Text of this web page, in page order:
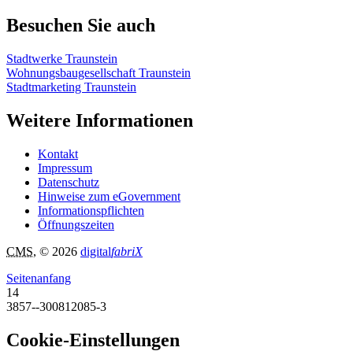
Besuchen Sie auch
Stadtwerke Traunstein
Wohnungsbaugesellschaft Traunstein
Stadtmarketing Traunstein
Weitere Informationen
Kontakt
Impressum
Datenschutz
Hinweise zum eGovernment
Informationspflichten
Öffnungszeiten
CMS, © 2026 digitalfabriX
Seitenanfang
14
3857--300812085-3
Cookie-Einstellungen